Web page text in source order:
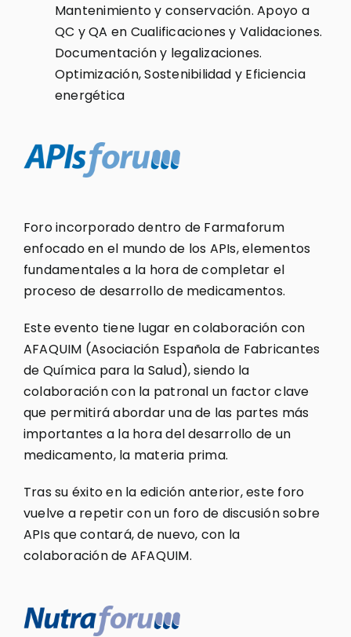
Mantenimiento y conservación. Apoyo a
QC y QA en Cualificaciones y Validaciones.
Documentación y legalizaciones.
Optimización, Sostenibilidad y Eficiencia
energética
Foro incorporado dentro de Farmaforum
enfocado en el mundo de los APIs, elementos
fundamentales a la hora de completar el
proceso de desarrollo de medicamentos.
Este evento tiene lugar en colaboración con
AFAQUIM (Asociación Española de Fabricantes
de Química para la Salud), siendo la
colaboración con la patronal un factor clave
que permitirá abordar una de las partes más
importantes a la hora del desarrollo de un
medicamento, la materia prima.
Tras su éxito en la edición anterior, este foro
vuelve a repetir con un foro de discusión sobre
APIs que contará, de nuevo, con la
colaboración de AFAQUIM.